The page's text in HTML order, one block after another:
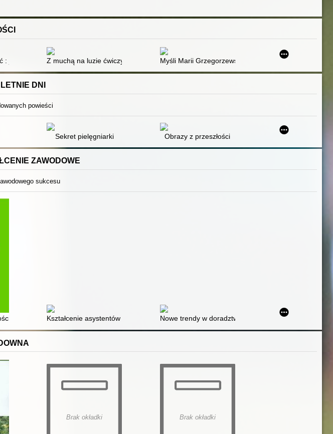
: jak poradzić sobie z męską depresją
Z muchą na luzie ćwiczymy buzie czyli Zabawy logopedyczne dla dzieci
Myśli Marii Grzegorzewskiej
DNI
powieści
Sekret pielęgniarki Obrazy z przeszłości
ZAWODOWE
sukcesu
rynku pracy
: na co się przygotować?
Kształcenie asystentów osoby niepełnosprawnej jako przykład wielowymiarowej
Nowe trendy w doradztwie personalnym i zawodowym
Brak okładki Brak okładki